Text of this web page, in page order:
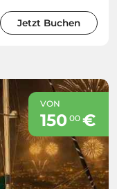
Jetzt Buchen
VON
150 00€